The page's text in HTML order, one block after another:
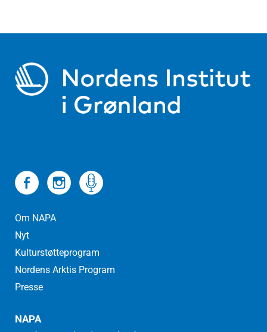
Om NAPA
Nyt
Kulturstøtteprogram
Nordens Arktis Program
Presse
NAPA